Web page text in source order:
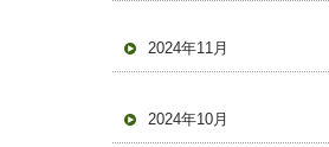
2024年11月
2024年10月